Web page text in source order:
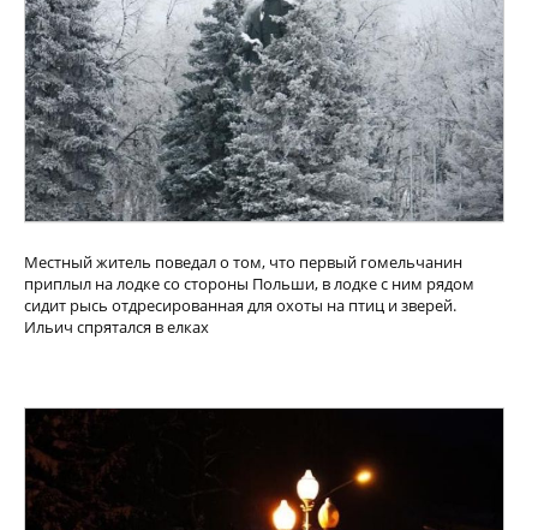
Местный житель поведал о том, что первый гомельчанин
приплыл на лодке со стороны Польши, в лодке с ним рядом
сидит рысь отдресированная для охоты на птиц и зверей.
Ильич спрятался в елках